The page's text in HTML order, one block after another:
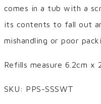
comes in a tub with a
its contents to fall out
mishandling or poor
Refills measure 6.2cm x
SKU: PPS-SSSWT